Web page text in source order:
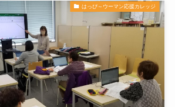
はっぴ～ウーマン応援カレッジ